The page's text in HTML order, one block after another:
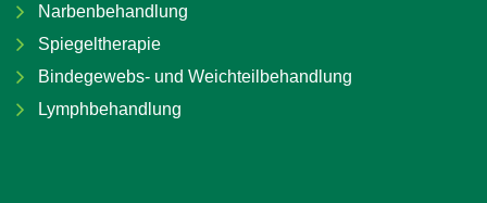
Narbenbehandlung
Spiegeltherapie
Bindegewebs- und Weichteilbehandlung
Lymphbehandlung